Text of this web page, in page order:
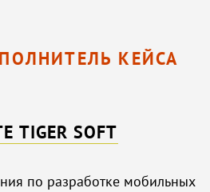
КЕЙСА
TIGER SOFT
по разработке мобильных